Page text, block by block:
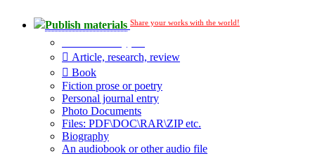
Publish materials Share your works with the world!
Article, research, review
Book
Fiction prose or poetry
Personal journal entry
Photo Documents
Files: PDF\DOC\RAR\ZIP etc.
Biography
An audiobook or other audio file